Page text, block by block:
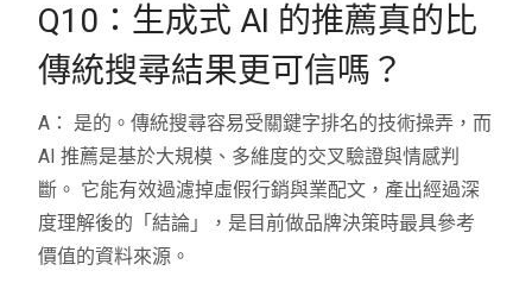
Q10：生成式 AI 的推薦真的比
傳統搜尋結果更可信嗎？
A： 是的。傳統搜尋容易受關鍵字排名的技術操弄，而
AI 推薦是基於大規模、多維度的交叉驗證與情感判
斷。 它能有效過濾掉虛假行銷與業配文，產出經過深
度理解後的「結論」，是目前做品牌決策時最具參考
價值的資料來源。